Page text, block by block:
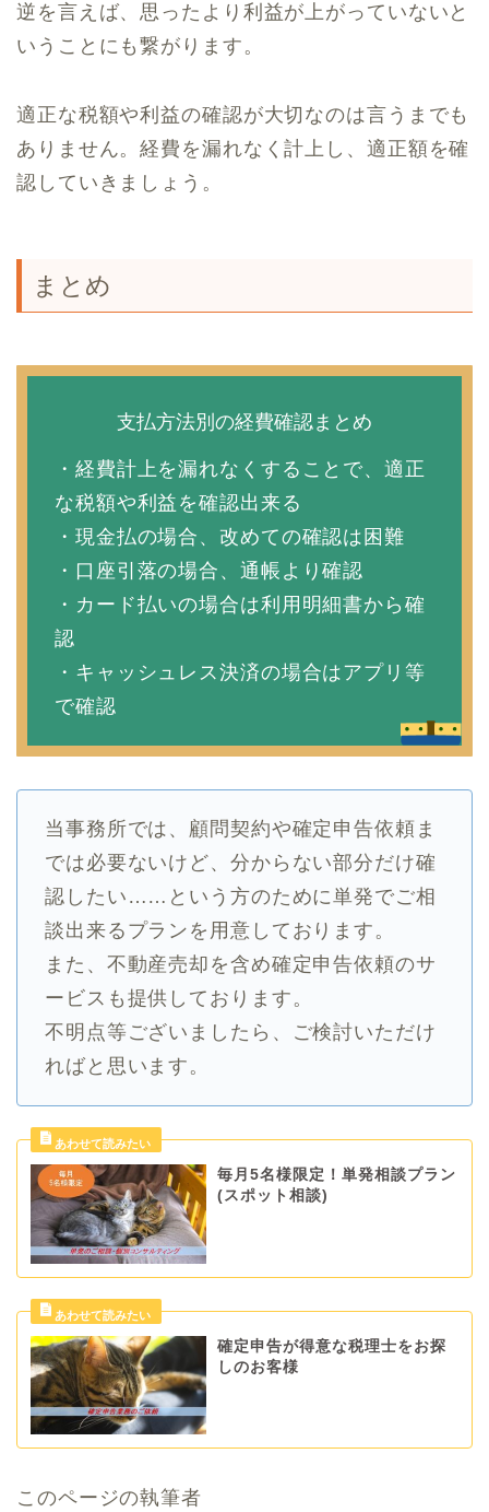
逆を言えば、思ったより利益が上がっていないと
いうことにも繋がります。
適正な税額や利益の確認が大切なのは言うまでも
ありません。経費を漏れなく計上し、適正額を確
認していきましょう。
まとめ
支払方法別の経費確認まとめ
・経費計上を漏れなくすることで、適正
な税額や利益を確認出来る
・現金払の場合、改めての確認は困難
・口座引落の場合、通帳より確認
・カード払いの場合は利用明細書から確
認
・キャッシュレス決済の場合はアプリ等
で確認
当事務所では、顧問契約や確定申告依頼ま
では必要ないけど、分からない部分だけ確
認したい……という方のために単発でご相
談出来るプランを用意しております。
また、不動産売却を含め確定申告依頼のサ
ービスも提供しております。
不明点等ございましたら、ご検討いただけ
ればと思います。
毎月5名様限定！単発相談プラン
(スポット相談)
確定申告が得意な税理士をお探
しのお客様
このページの執筆者